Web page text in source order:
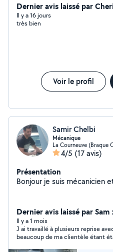
Dernier avis laissé par
Il y a 16 jours
très bien
Voir le profil
Samir Chelbi
Mécanique
La Courneuve (Braque
4/5 (17 avis)
Présentation
Bonjour je suis mécanicien
Dernier avis laissé par
Il y a 1 mois
J ai travaillé à plusieurs reprise avec Samir je lui
beaucoup de ma clientèle étant